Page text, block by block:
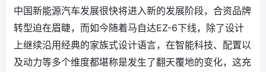
中国新能源汽车发展很快将进入新的发展阶段，合资品牌
转型迫在眉睫，而如今随着马自达EZ-6下线，除了设计
上继续沿用经典的家族式设计语言，在智能科技、配置以
及动力等多个维度都堪称是发生了翻天覆地的变化，这充